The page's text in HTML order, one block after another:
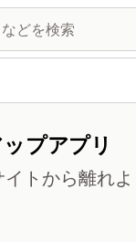
プアプリ
トから離れ